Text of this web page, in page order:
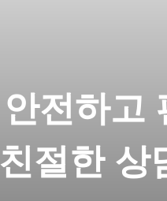
안전하고
친절한 상